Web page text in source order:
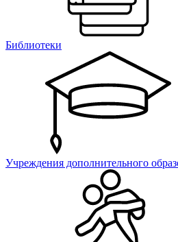
Библиотеки
Учреждения дополнительного